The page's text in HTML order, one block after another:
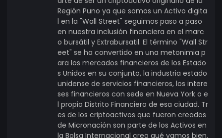
Región Puno ya que somos un Activo digita
l en la "Wall Street" seguimos paso a paso
en nuestra inclusión financiera en el marc
o bursátil y Extrabursatil. El término "Wall Str
eet" se ha convertido en una metonimia p
ara los mercados financieros de los Estado
s Unidos en su conjunto, la industria estado
unidense de servicios financieros, los intere
ses financieros con sede en Nueva York o e
l propio Distrito Financiero de esa ciudad. Tr
es de los criptoactivos que fueron creados
de Micronación son parte de los Activos en
la Bolsa Internacional creo qué vamos bien.